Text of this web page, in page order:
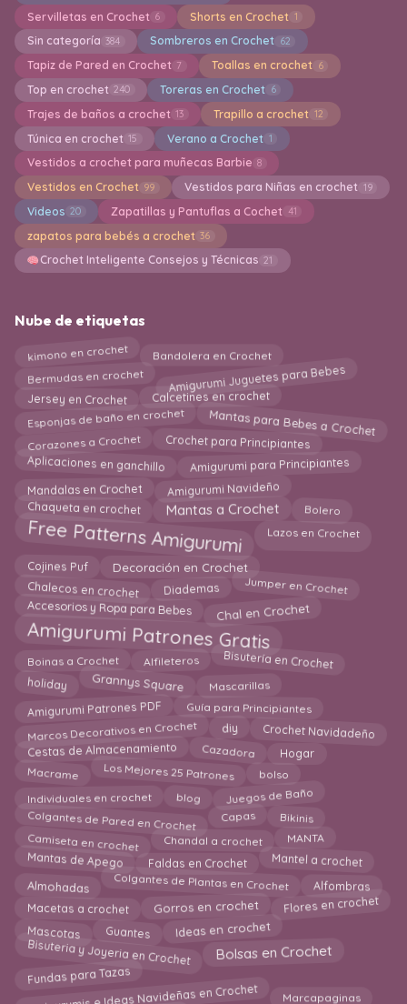
Servilletas en Crochet 6 Shorts en Crochet 1
Sin categoría 384 Sombreros en Crochet 62
Tapiz de Pared en Crochet 7 Toallas en crochet 6
Top en crochet 240 Toreras en Crochet 6
Trajes de baños a crochet 13 Trapillo a crochet 12
Túnica en crochet 15 Verano a Crochet 1
Vestidos a crochet para muñecas Barbie 8
Vestidos en Crochet 99 Vestidos para Niñas en crochet 19
Videos 20 Zapatillas y Pantuflas a Cochet 41
zapatos para bebés a crochet 36
Crochet Inteligente Consejos y Técnicas 21
Nube de etiquetas
kimono en crochet Bandolera en Crochet
Bermudas en crochet Amigurumi Juguetes para Bebes
Jersey en Crochet Calcetines en crochet
Esponjas de baño en crochet Mantas para Bebes a Crochet
Corazones a Crochet Crochet para Principiantes
Aplicaciones en ganchillo Amigurumi para Principiantes
Mandalas en Crochet Amigurumi Navideño
Chaqueta en crochet Mantas a Crochet Bolero
Free Patterns Amigurumi Lazos en Crochet
Cojines Puf Decoración en Crochet
Chalecos en crochet Diademas Jumper en Crochet
Accesorios y Ropa para Bebes Chal en Crochet
Amigurumi Patrones Gratis
Boinas a Crochet Alfileteros Bisutería en Crochet
holiday Grannys Square Mascarillas
Amigurumi Patrones PDF Guía para Principiantes
Marcos Decorativos en Crochet diy Crochet Navidadeño
Cestas de Almacenamiento Cazadora Hogar
Macrame Los Mejores 25 Patrones bolso
Individuales en crochet blog Juegos de Baño
Colgantes de Pared en Crochet Capas Bikinis
Camiseta en crochet Chandal a crochet MANTA
Mantas de Apego Faldas en Crochet Mantel a crochet
Almohadas Colgantes de Plantas en Crochet Alfombras
Macetas a crochet Gorros en crochet Flores en crochet
Mascotas Guantes Ideas en crochet
Bisuteria y Joyeria en Crochet Bolsas en Crochet
Fundas para Tazas